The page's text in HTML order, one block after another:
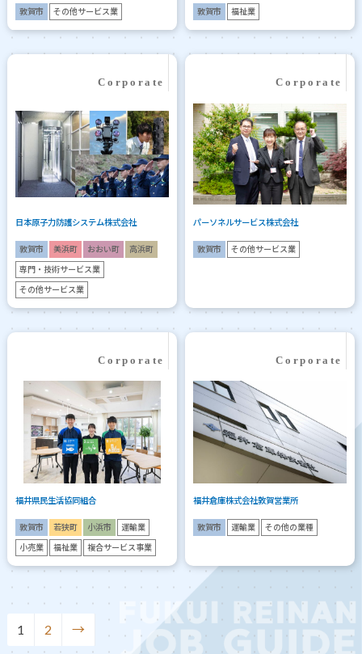
敦賀市 その他サービス業 敦賀市 福祉業
日本原子力防護システム株式会社
敦賀市 美浜町 おおい町 高浜町
専門・技術サービス業
その他サービス業
パーソネルサービス株式会社
敦賀市 その他サービス業
福井県民生活協同組合
敦賀市 若狭町 小浜市 運輸業
小売業 福祉業 複合サービス事業
福井倉庫株式会社敦賀営業所
敦賀市 運輸業 その他の業種
1 2 →